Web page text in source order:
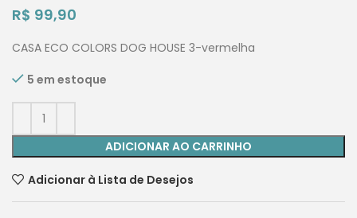
R$ 99,90
CASA ECO COLORS DOG HOUSE 3-vermelha
5 em estoque
ADICIONAR AO CARRINHO
Adicionar à Lista de Desejos